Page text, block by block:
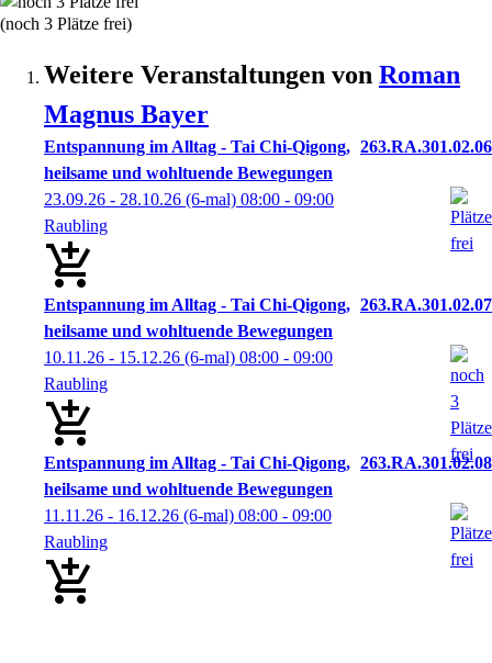
(noch 3 Plätze frei)
Weitere Veranstaltungen von Roman
Magnus Bayer
Entspannung im Alltag - Tai Chi-Qigong,
heilsame und wohltuende Bewegungen
263.RA.301.02.06
23.09.26 - 28.10.26 (6-mal) 08:00 - 09:00
Raubling
Entspannung im Alltag - Tai Chi-Qigong,
heilsame und wohltuende Bewegungen
263.RA.301.02.07
10.11.26 - 15.12.26 (6-mal) 08:00 - 09:00
Raubling
Entspannung im Alltag - Tai Chi-Qigong,
heilsame und wohltuende Bewegungen
263.RA.301.02.08
11.11.26 - 16.12.26 (6-mal) 08:00 - 09:00
Raubling